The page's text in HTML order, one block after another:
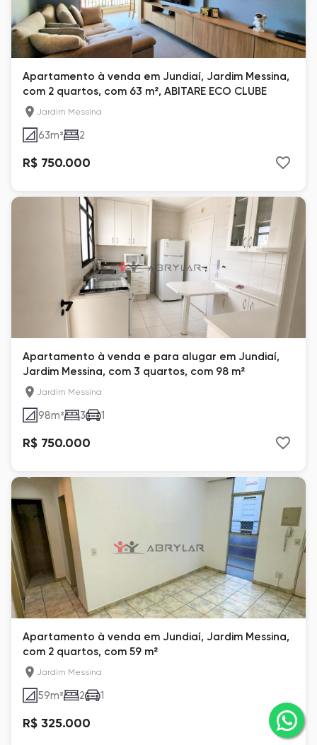
Apartamento à venda em Jundiaí, Jardim Messina,
com 2 quartos, com 63 m², ABITARE ECO CLUBE
Jardim Messina
63m² 2
R$ 750.000
Apartamento à venda e para alugar em Jundiaí,
Jardim Messina, com 3 quartos, com 98 m²
Jardim Messina
98m² 3 1
R$ 750.000
Apartamento à venda em Jundiaí, Jardim Messina,
com 2 quartos, com 59 m²
Jardim Messina
59m² 2 1
R$ 325.000